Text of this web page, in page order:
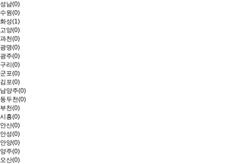
성남(0)
수원(0)
화성(1)
고양(0)
과천(0)
광명(0)
광주(0)
구리(0)
군포(0)
김포(0)
남양주(0)
동두천(0)
부천(0)
시흥(0)
안산(0)
안성(0)
안양(0)
양주(0)
오산(0)